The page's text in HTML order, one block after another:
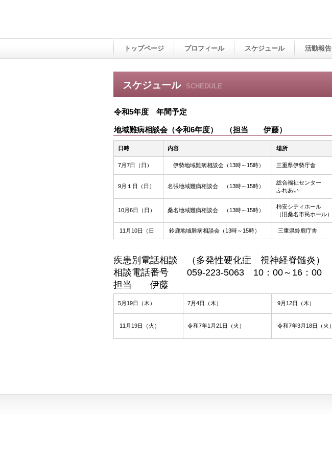
スケジュール SCHEDULE
令和5年度 年間予定
地域難病相談会（令和6年度） （担当 伊藤）
日時 内容 場所
7月7日（日） 伊勢地域難病相談会（13時～15時） 三重県伊勢庁舎
9月１日（日） 名張地域難病相談会 （13時～15時）
総合福祉センター
ふれあい
10月6日（日） 桑名地域難病相談会 （13時～15時）
柿安シティホール
（旧桑名市民ホール）
11月10日（日 鈴鹿地域難病相談会（13時～15時） 三重県鈴鹿庁舎
疾患別電話相談 （多発性硬化症 視神経脊髄炎）
相談電話番号 059-223-5063 10：00～16：00
担当 伊藤
5月19日（木） 7月4日（木） 9月12日（木）
11月19日（火） 令和7年1月21日（火） 令和7年3月18日（火）
トップページ プロフィール スケジュール 活動報告